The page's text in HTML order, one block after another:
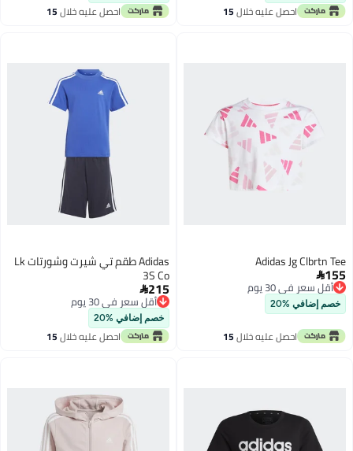
احصل عليه خلال15 احصل عليه خلال15
Adidas Jg Clbrtn Tee
155
أقل سعر في 30 يوم
أقل سعر في 30 يوم
خصم إضافي %20
احصل عليه خلال15
Adidas طقم تي شيرت وشورتات Lk
3S Co
215
أقل سعر في 30 يوم
أقل سعر في 30 يوم
خصم إضافي %20
احصل عليه خلال15